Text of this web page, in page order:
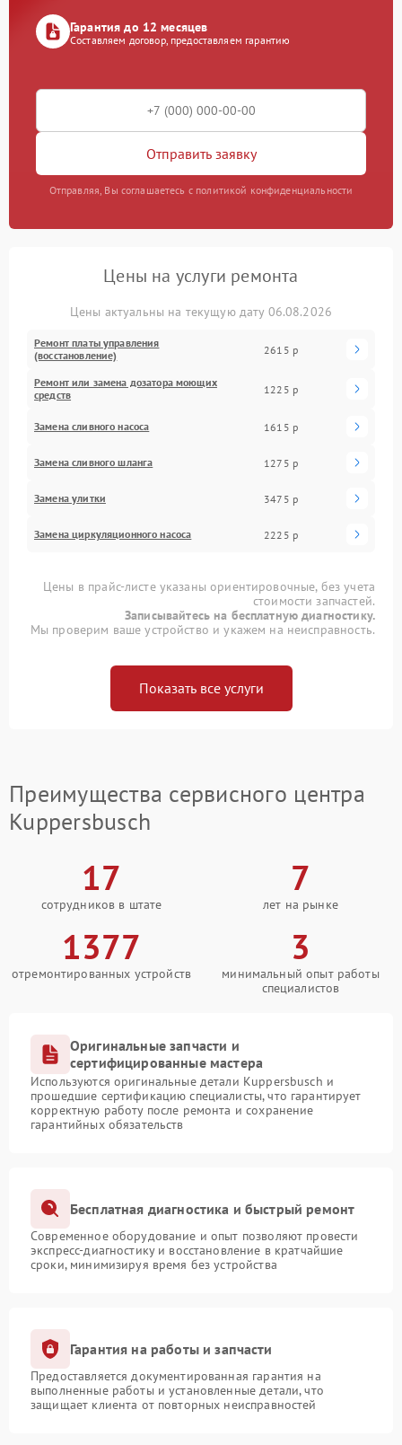
Гарантия до 12 месяцев
Составляем договор, предоставляем гарантию
Отправить заявку
Отправляя, Вы соглашаетесь с политикой конфиденциальности
Цены на услуги ремонта
Цены актуальны на текущую дату 06.08.2026
Ремонт платы управления
(восстановление)
2615 р
Ремонт или замена дозатора моющих
средств
1225 р
Замена сливного насоса 1615 р
Замена сливного шланга 1275 р
Замена улитки 3475 р
Замена циркуляционного насоса 2225 р
Цены в прайс-листе указаны ориентировочные, без учета
стоимости запчастей.
Записывайтесь на бесплатную диагностику.
Мы проверим ваше устройство и укажем на неисправность.
Показать все услуги
Преимущества сервисного центра
Kuppersbusch
17
сотрудников в штате
7
лет на рынке
1377
отремонтированных устройств
3
минимальный опыт работы
специалистов
Оригинальные запчасти и
сертифицированные мастера
Используются оригинальные детали Kuppersbusch и
прошедшие сертификацию специалисты, что гарантирует
корректную работу после ремонта и сохранение
гарантийных обязательств
Бесплатная диагностика и быстрый ремонт
Современное оборудование и опыт позволяют провести
экспресс-диагностику и восстановление в кратчайшие
сроки, минимизируя время без устройства
Гарантия на работы и запчасти
Предоставляется документированная гарантия на
выполненные работы и установленные детали, что
защищает клиента от повторных неисправностей